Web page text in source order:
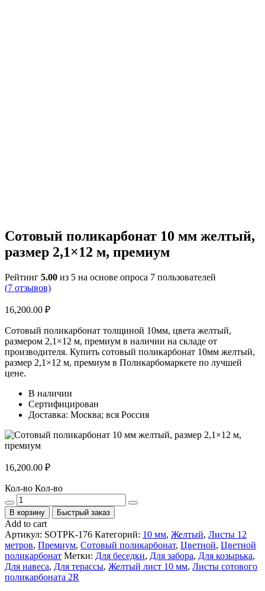
Сотовый поликарбонат 10 мм желтый,
размер 2,1×12 м, премиум
Рейтинг 5.00 из 5 на основе опроса 7 пользователей
(7 отзывов)
16,200.00 ₽
Сотовый поликарбонат толщиной 10мм, цвета желтый,
размером 2,1×12 м, премиум в наличии на складе от
производителя. Купить сотовый поликарбонат 10мм желтый,
размер 2,1×12 м, премиум в Поликарбомаркете по лучшей
цене.
В наличии
Сертифицирован
Доставка: Москва; вся Россия
16,200.00 ₽
Кол-во Кол-во
В корзину Быстрый заказ
Add to cart
Артикул: SOTPK-176 Категорий: 10 мм, Желтый, Листы 12
метров, Премиум, Сотовый поликарбонат, Цветной, Цветной
поликарбонат Метки: Для беседки, Для забора, Для козырька,
Для навеса, Для терассы, Желтый лист 10 мм, Листы сотового
поликарбоната 2R